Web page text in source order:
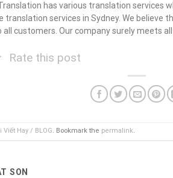
has various translation services
services in Sydney. We believe
customers. Our company surely meets
Rate this post
Viết Hay / BLOG. Bookmark the permalink.
SON